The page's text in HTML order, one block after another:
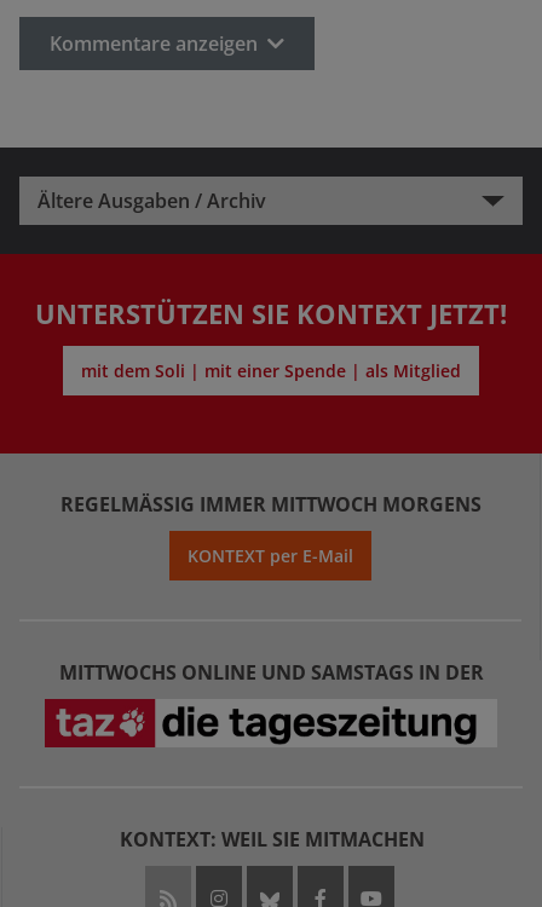
Kommentare anzeigen
Ältere Ausgaben / Archiv
UNTERSTÜTZEN SIE KONTEXT JETZT!
mit dem Soli | mit einer Spende | als Mitglied
REGELMÄSSIG IMMER MITTWOCH MORGENS
KONTEXT per E-Mail
MITTWOCHS ONLINE UND SAMSTAGS IN DER
KONTEXT: WEIL SIE MITMACHEN